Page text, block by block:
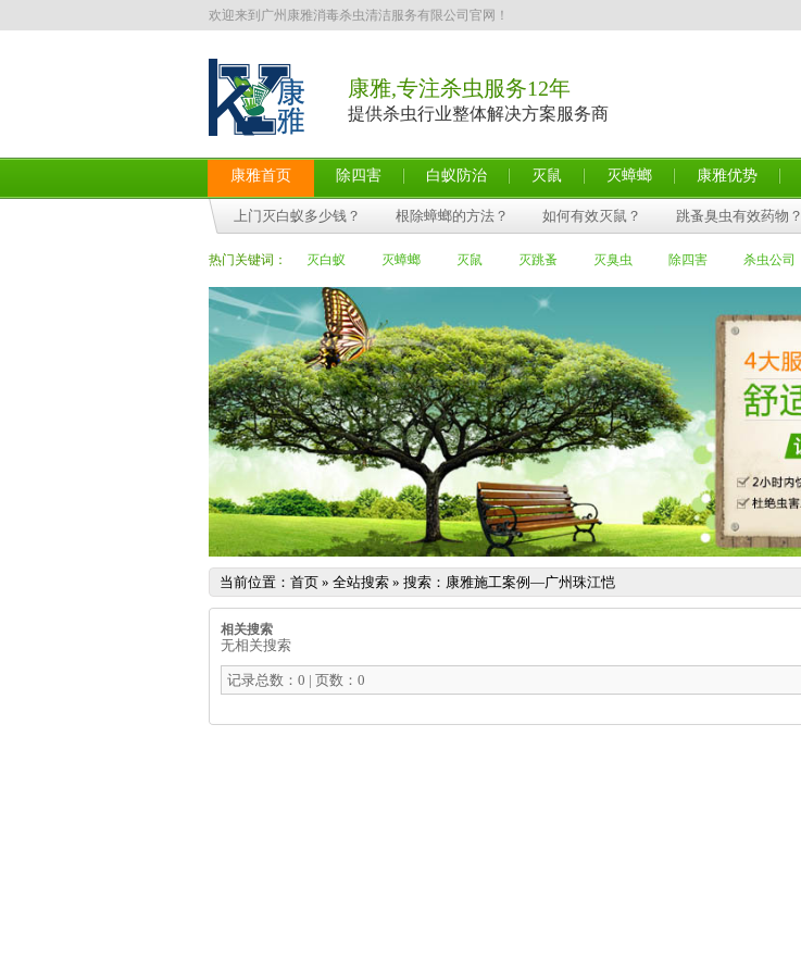
欢迎来到广州康雅消毒杀虫清洁服务有限公司官网！
康雅,专注杀虫服务12年
提供杀虫行业整体解决方案服务商
康雅首页 除四害 白蚁防治 灭鼠 灭蟑螂 康雅优势
上门灭白蚁多少钱？ 根除蟑螂的方法？ 如何有效灭鼠？ 跳蚤臭虫有效药物？
热门关键词： 灭白蚁 灭蟑螂 灭鼠 灭跳蚤 灭臭虫 除四害 杀虫公司
当前位置： 首页 » 全站搜索 » 搜索：康雅施工案例—广州珠江恺
相关搜索
无相关搜索
记录总数：0 | 页数：0